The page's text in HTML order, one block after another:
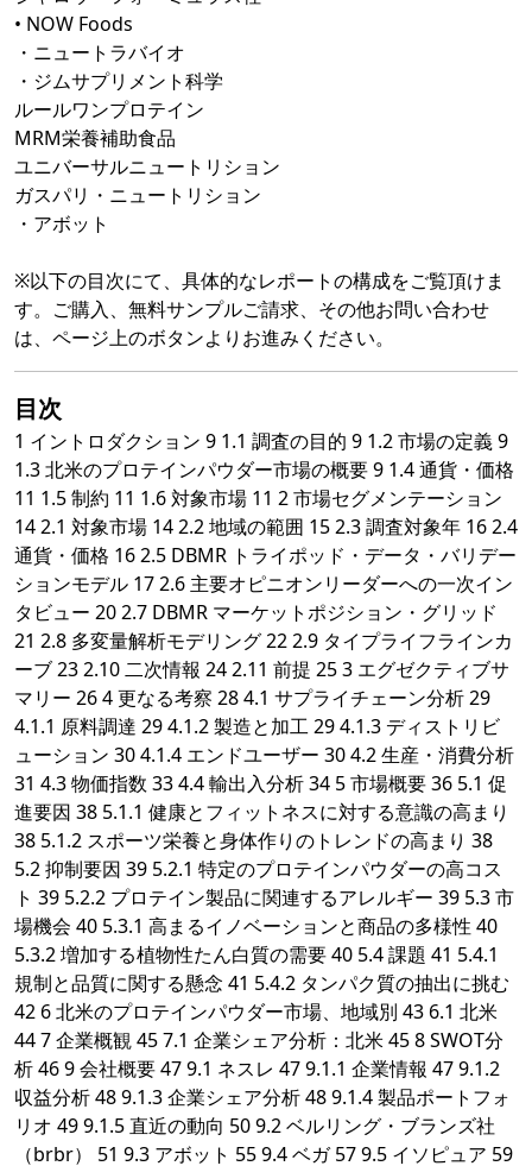
• NOW Foods
・ニュートラバイオ
・ジムサプリメント科学
ルールワンプロテイン
MRM栄養補助食品
ユニバーサルニュートリション
ガスパリ・ニュートリション
・アボット
※以下の目次にて、具体的なレポートの構成をご覧頂けま
す。ご購入、無料サンプルご請求、その他お問い合わせ
は、ページ上のボタンよりお進みください。
目次
1 イントロダクション 9 1.1 調査の目的 9 1.2 市場の定義 9
1.3 北米のプロテインパウダー市場の概要 9 1.4 通貨・価格
11 1.5 制約 11 1.6 対象市場 11 2 市場セグメンテーション
14 2.1 対象市場 14 2.2 地域の範囲 15 2.3 調査対象年 16 2.4
通貨・価格 16 2.5 DBMR トライポッド・データ・バリデー
ションモデル 17 2.6 主要オピニオンリーダーへの一次イン
タビュー 20 2.7 DBMR マーケットポジション・グリッド
21 2.8 多変量解析モデリング 22 2.9 タイプライフラインカ
ーブ 23 2.10 二次情報 24 2.11 前提 25 3 エグゼクティブサ
マリー 26 4 更なる考察 28 4.1 サプライチェーン分析 29
4.1.1 原料調達 29 4.1.2 製造と加工 29 4.1.3 ディストリビ
ューション 30 4.1.4 エンドユーザー 30 4.2 生産・消費分析
31 4.3 物価指数 33 4.4 輸出入分析 34 5 市場概要 36 5.1 促
進要因 38 5.1.1 健康とフィットネスに対する意識の高まり
38 5.1.2 スポーツ栄養と身体作りのトレンドの高まり 38
5.2 抑制要因 39 5.2.1 特定のプロテインパウダーの高コス
ト 39 5.2.2 プロテイン製品に関連するアレルギー 39 5.3 市
場機会 40 5.3.1 高まるイノベーションと商品の多様性 40
5.3.2 増加する植物性たん白質の需要 40 5.4 課題 41 5.4.1
規制と品質に関する懸念 41 5.4.2 タンパク質の抽出に挑む
42 6 北米のプロテインパウダー市場、地域別 43 6.1 北米
44 7 企業概観 45 7.1 企業シェア分析：北米 45 8 SWOT分
析 46 9 会社概要 47 9.1 ネスレ 47 9.1.1 企業情報 47 9.1.2
収益分析 48 9.1.3 企業シェア分析 48 9.1.4 製品ポートフォ
リオ 49 9.1.5 直近の動向 50 9.2 ベルリング・ブランズ社
（brbr） 51 9.3 アボット 55 9.4 ベガ 57 9.5 イソピュア 59